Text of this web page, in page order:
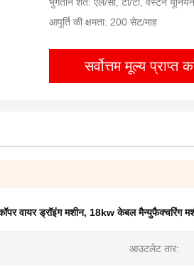
आपूर्ति की क्षमता: 200 सेट/माह
सर्वोत्तम मूल्य प्राप्त
वायर ड्रॉइंग मशीन, 18kw केबल मैन्युफैक्चरिंग
आउटलेट तार: